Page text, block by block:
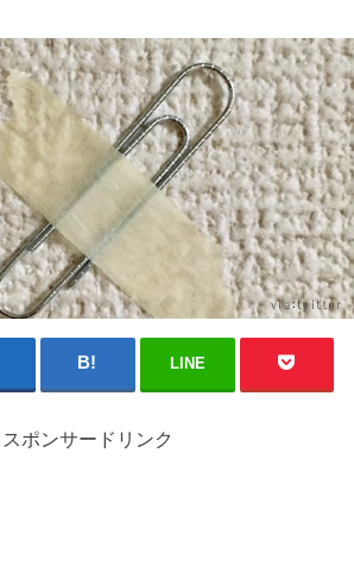
LINE
スポンサードリンク